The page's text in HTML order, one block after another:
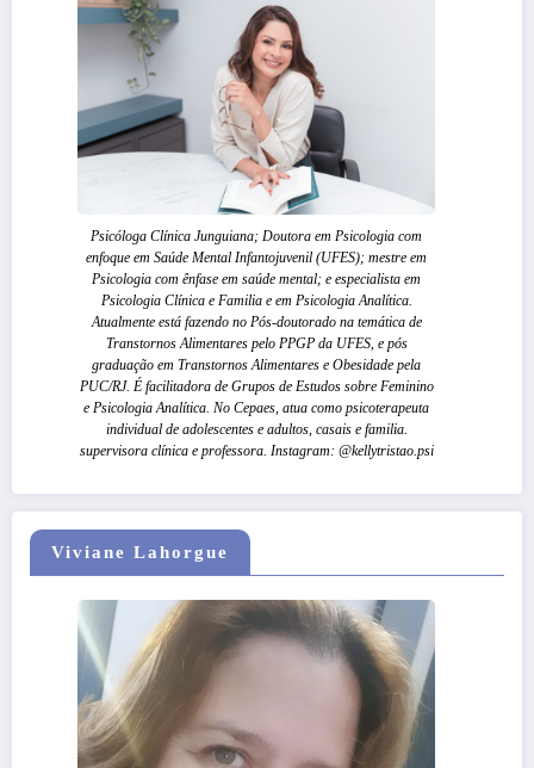
Psicóloga Clínica Junguiana; Doutora em Psicologia com
enfoque em Saúde Mental Infantojuvenil (UFES); mestre em
Psicologia com ênfase em saúde mental; e especialista em
Psicologia Clínica e Familia e em Psicologia Analítica.
Atualmente está fazendo no Pós-doutorado na temática de
Transtornos Alimentares pelo PPGP da UFES, e pós
graduação em Transtornos Alimentares e Obesidade pela
PUC/RJ. É facilitadora de Grupos de Estudos sobre Feminino
e Psicologia Analítica. No Cepaes, atua como psicoterapeuta
individual de adolescentes e adultos, casais e familia.
supervisora clínica e professora. Instagram: @kellytristao.psi
Viviane Lahorgue